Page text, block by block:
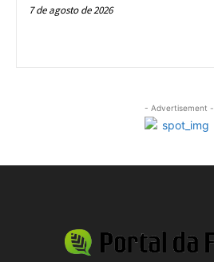
7 de agosto de 2026
- Advertisement -